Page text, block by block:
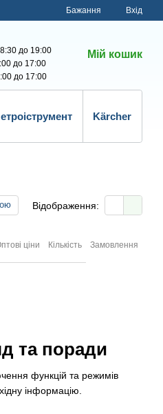
Бажання Вхід
до 19:00
17:00
17:00
Мій кошик
Kärcher
Відображення:
та поради
функцій та режимів
інформацію.
ціни Кількість Замовлення